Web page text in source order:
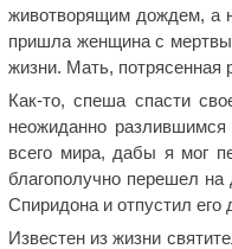
животворящим дождем, а
пришла женщина с
жизни. Мать, потрясенная
Как-то, спеша спасти
неожиданно
всего мира, дабы я мог
благополучно перешел
Спиридона и отпустил его
Известен из жизни